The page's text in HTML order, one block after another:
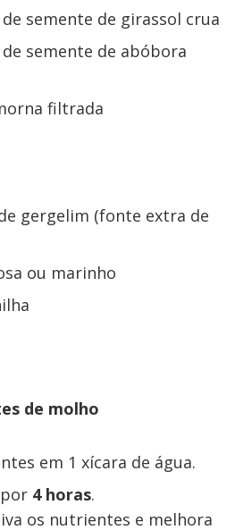
semente de girassol crua
semente de abóbora
filtrada
gergelim (fonte extra de
ou marinho
de molho
em 1 xícara de água.
4 horas.
os nutrientes e melhora